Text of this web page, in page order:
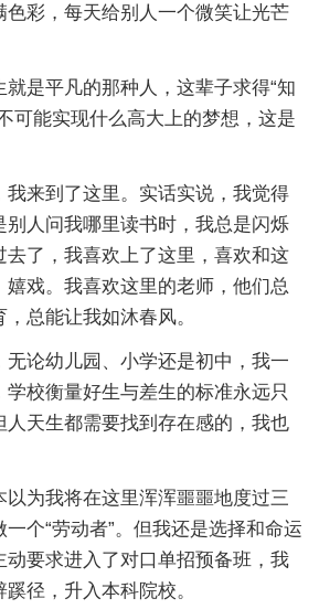
色彩，每天给别人一个微笑让光芒
就是平凡的那种人，这辈子求得“知
可能实现什么高大上的梦想，这是
我来到了这里。实话实说，我觉得
别人问我哪里读书时，我总是闪烁
去了，我喜欢上了这里，喜欢和这
嬉戏。我喜欢这里的老师，他们总
总能让我如沐春风。
无论幼儿园、小学还是初中，我一
校衡量好生与差生的标准永远只
天生都需要找到存在感的，我也
以为我将在这里浑浑噩噩地度过三
个“劳动者”。但我还是选择和命运
动要求进入了对口单招预备班，我
径，升入本科院校。